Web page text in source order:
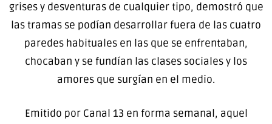
grises y desventuras de cualquier tipo, demostró que
las tramas se podían desarrollar fuera de las cuatro
paredes habituales en las que se enfrentaban,
chocaban y se fundían las clases sociales y los
amores que surgían en el medio.
Emitido por Canal 13 en forma semanal, aquel